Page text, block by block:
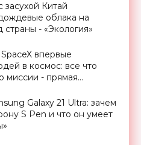
Китай
облака на
страны - «Экология»
впервые
в космос: все что
миссии - прямая
Galaxy 21 Ultra: зачем
S Pen и что он умеет